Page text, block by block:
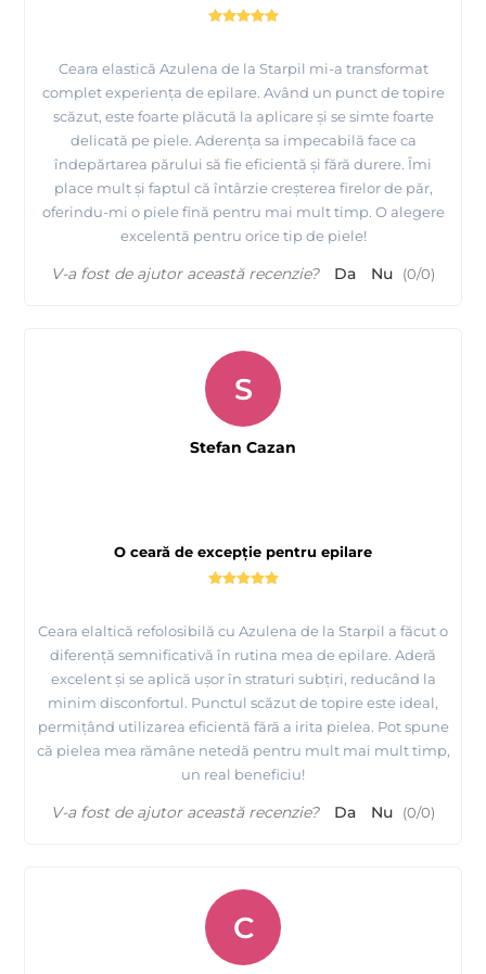
Ceara elastică Azulena de la Starpil mi-a transformat
complet experiența de epilare. Având un punct de topire
scăzut, este foarte plăcută la aplicare și se simte foarte
delicată pe piele. Aderența sa impecabilă face ca
îndepărtarea părului să fie eficientă și fără durere. Îmi
place mult și faptul că întârzie creșterea firelor de păr,
oferindu-mi o piele fină pentru mai mult timp. O alegere
excelentă pentru orice tip de piele!
V-a fost de ajutor această recenzie? Da Nu (0/0)
O ceară de excepție pentru epilare
Ceara elaltică refolosibilă cu Azulena de la Starpil a făcut o
diferență semnificativă în rutina mea de epilare. Aderă
excelent și se aplică ușor în straturi subțiri, reducând la
minim disconfortul. Punctul scăzut de topire este ideal,
permițând utilizarea eficientă fără a irita pielea. Pot spune
că pielea mea rămâne netedă pentru mult mai mult timp,
un real beneficiu!
S
Stefan Cazan
V-a fost de ajutor această recenzie? Da Nu (0/0)
C